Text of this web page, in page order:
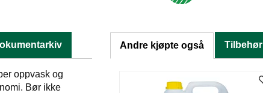
oppvask og
Bør ikke
Andre kjøpte også Tilbehør